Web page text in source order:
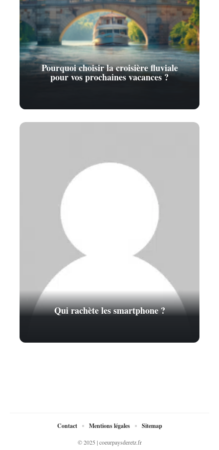
Pourquoi choisir la croisière fluviale
pour vos prochaines vacances ?
Qui rachète les smartphone ?
© 2025 | coeurpaysderetz.fr
Contact Mentions légales Sitemap